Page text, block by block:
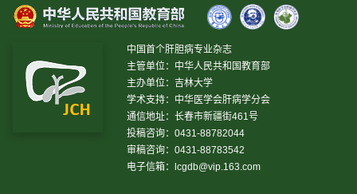
中国首个肝胆病专业杂志
主管单位：中华人民共和国教育部
主办单位：吉林大学
学术支持：中华医学会肝病学分会
通信地址：长春市新疆街461号
投稿咨询：0431-88782044
审稿咨询：0431-88783542
电子信箱：
lcgdb@vip.163.com